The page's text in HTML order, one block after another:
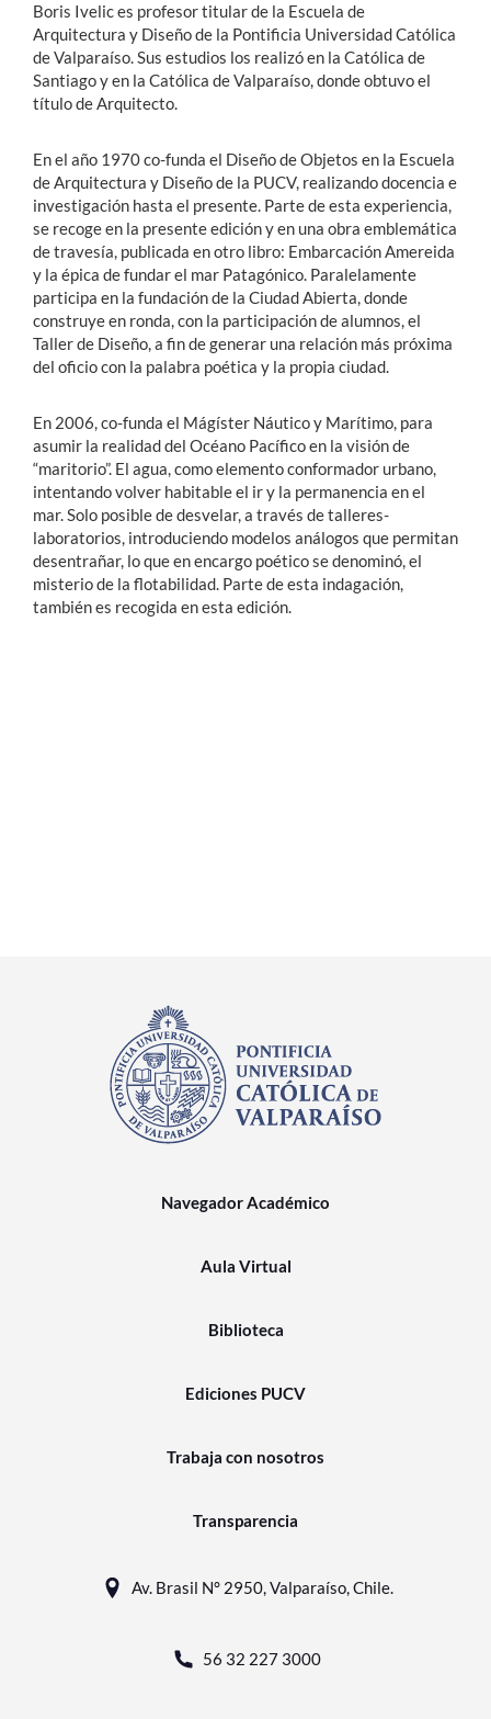
Boris Ivelic es profesor titular de la Escuela de
Arquitectura y Diseño de la Pontificia Universidad Católica
de Valparaíso. Sus estudios los realizó en la Católica de
Santiago y en la Católica de Valparaíso, donde obtuvo el
título de Arquitecto.
En el año 1970 co-funda el Diseño de Objetos en la Escuela
de Arquitectura y Diseño de la PUCV, realizando docencia e
investigación hasta el presente. Parte de esta experiencia,
se recoge en la presente edición y en una obra emblemática
de travesía, publicada en otro libro: Embarcación Amereida
y la épica de fundar el mar Patagónico. Paralelamente
participa en la fundación de la Ciudad Abierta, donde
construye en ronda, con la participación de alumnos, el
Taller de Diseño, a fin de generar una relación más próxima
del oficio con la palabra poética y la propia ciudad.
En 2006, co-funda el Mágíster Náutico y Marítimo, para
asumir la realidad del Océano Pacífico en la visión de
“maritorio”. El agua, como elemento conformador urbano,
intentando volver habitable el ir y la permanencia en el
mar. Solo posible de desvelar, a través de talleres-
laboratorios, introduciendo modelos análogos que permitan
desentrañar, lo que en encargo poético se denominó, el
misterio de la flotabilidad. Parte de esta indagación,
también es recogida en esta edición.
Navegador Académico
Aula Virtual
Biblioteca
Ediciones PUCV
Trabaja con nosotros
Transparencia
Av. Brasil N° 2950, Valparaíso, Chile.
56 32 227 3000